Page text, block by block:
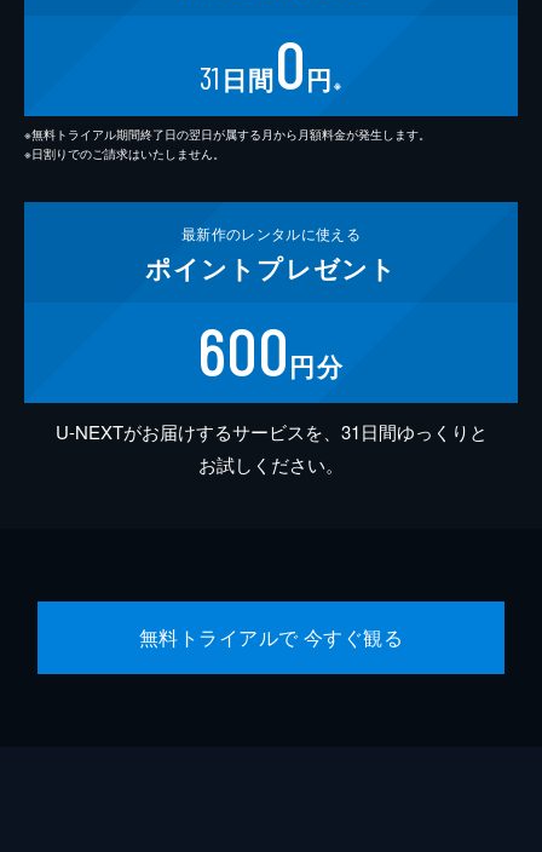
31 日間0円 ※
※無料トライアル期間終了日の翌日が属する月から月額料金が発生します。
※日割りでのご請求はいたしません。
最新作のレンタルに使える
ポイント プレゼント
600円分
U-NEXTがお届けするサービスを、31日間ゆっくりと
お試しください。
無料トライアルで 今すぐ観る